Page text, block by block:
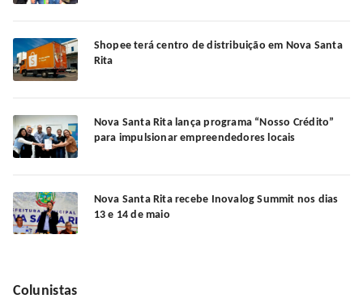
Shopee terá centro de distribuição em Nova Santa
Rita
Nova Santa Rita lança programa “Nosso Crédito”
para impulsionar empreendedores locais
Nova Santa Rita recebe Inovalog Summit nos dias
13 e 14 de maio
Colunistas